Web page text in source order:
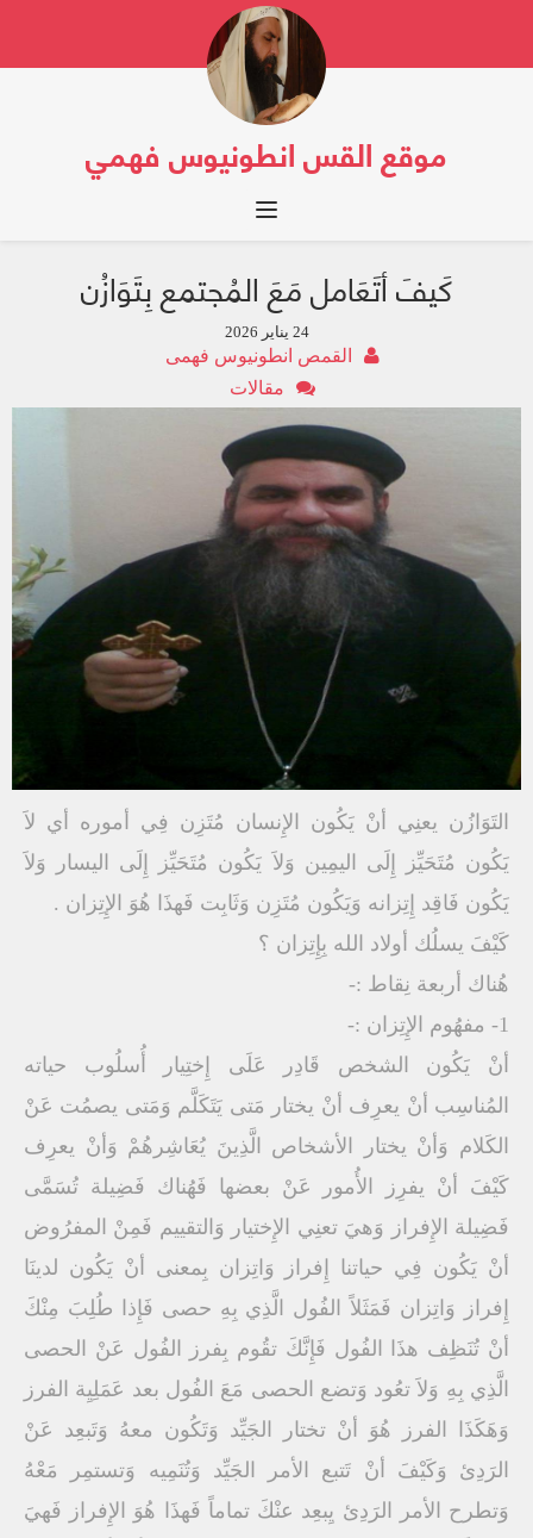
موقع القس انطونيوس فهمي
Toggle navigation
كَيفَ أتَعَامل مَعَ المُجتمع بِتَوَازُن
24 يناير 2026
القمص انطونيوس فهمى
مقالات
التَوَازُن يعنِي أنْ يَكُون الإِنسان مُتَزِن فِي أموره أي لاَ
يَكُون مُتَحَيِّز إِلَى اليمِين وَلاَ يَكُون مُتَحَيِّز إِلَى اليسار وَلاَ
يَكُون فَاقِد إِتِزانه وَيَكُون مُتَزِن وَثَابِت فَهذَا هُوَ الإِتِزان .
كَيْفَ يسلُك أولاد الله بِإِتِزان ؟
هُناك أربعة نِقاط :-
1- مفهُوم الإِتِزان :-
أنْ يَكُون الشخص قَادِر عَلَى إِختِيار أُسلُوب حياته
المُناسِب أنْ يعرِف أنْ يختار مَتى يَتَكَلَّم وَمَتى يصمُت عَنْ
الكَلام وَأنْ يختار الأشخاص الَّذِينَ يُعَاشِرهُمْ وَأنْ يعرِف
كَيْفَ أنْ يفرِز الأُمور عَنْ بعضها فَهُناك فَضِيلة تُسَمَّى
فَضِيلة الإِفراز وَهيَ تعنِي الإِختيار وَالتقييم فَمِنْ المفرُوض
أنْ يَكُون فِي حياتنا إِفراز وَاتِزان بِمعنى أنْ يَكُون لدينَا
إِفراز وَاتِزان فَمَثَلاً الفُول الَّذِي بِهِ حصى فَإِذا طُلِبَ مِنْكَ
أنْ تُنَظِف هذَا الفُول فَإِنَّكَ تقُوم بِفرز الفُول عَنْ الحصى
الَّذِي بِهِ وَلاَ تعُود وَتضع الحصى مَعَ الفُول بعد عَمَلِيِة الفرز
وَهَكَذَا الفرز هُوَ أنْ تختار الجَيِّد وَتَكُون معهُ وَتَبعِد عَنْ
الرَدِئ وَكَيْفَ أنْ تَتبع الأمر الجَيِّد وَتُنَمِيه وَتستمِر مَعْهُ
وَتطرح الأمر الرَدِئ يِبعِد عنْكَ تماماً فَهذَا هُوَ الإِفراز فَهيَ